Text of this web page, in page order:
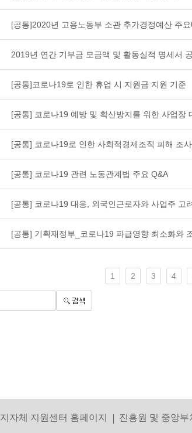
[공통]2020년 고용노동부 소관 추가경정예산 주요
2019년 연간 기부금 모금액 및 활동실적 명세서
[공통]코로나19로 인한 휴업 시 지원금 지원 기준
[공통] 코로나19 예방 및 확산방지를 위한 사업장
[공통] 코로나19로 인한 사회적경제조직 피해 조사
[공통] 코로나19 관련 노동관계법 주요 Q&A
[공통] 코로나19 대응, 외국인근로자와 사업주 고
[공통] 기획재정부_코로나19 파급영향 최소화와
1 2 3 4
지자체 지원센터 홈페이지 진흥원 및 중앙부